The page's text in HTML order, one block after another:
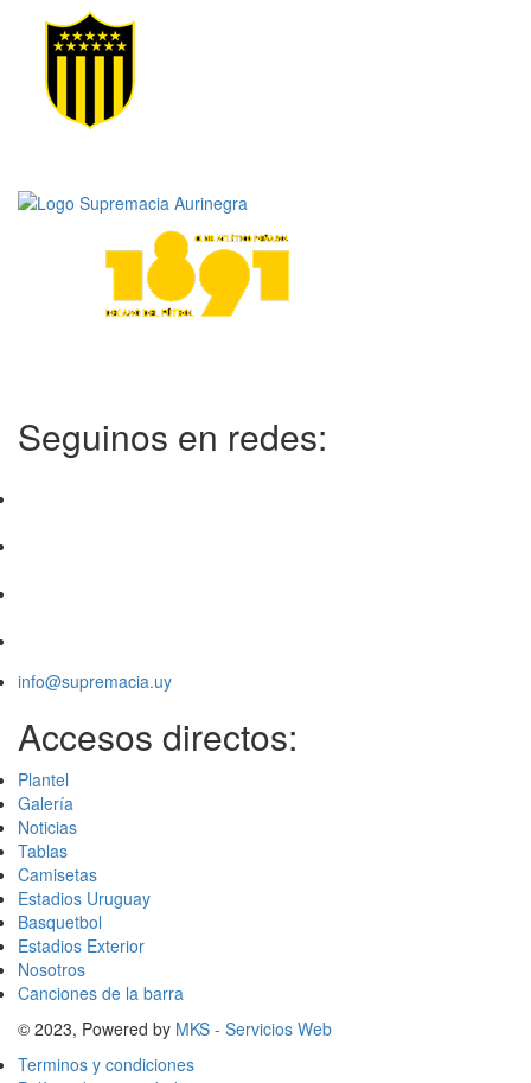
Seguinos en redes:
info@supremacia.uy
Accesos directos:
Plantel
Galería
Noticias
Tablas
Camisetas
Estadios Uruguay
Basquetbol
Estadios Exterior
Nosotros
Canciones de la barra
© 2023, Powered by MKS - Servicios Web
Terminos y condiciones